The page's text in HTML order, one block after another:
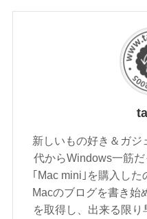
新しいもの好き＆ガ
代からWindows一筋
｢Mac mini｣を購入し
Macのブログを書き始
を取得し、出来る限